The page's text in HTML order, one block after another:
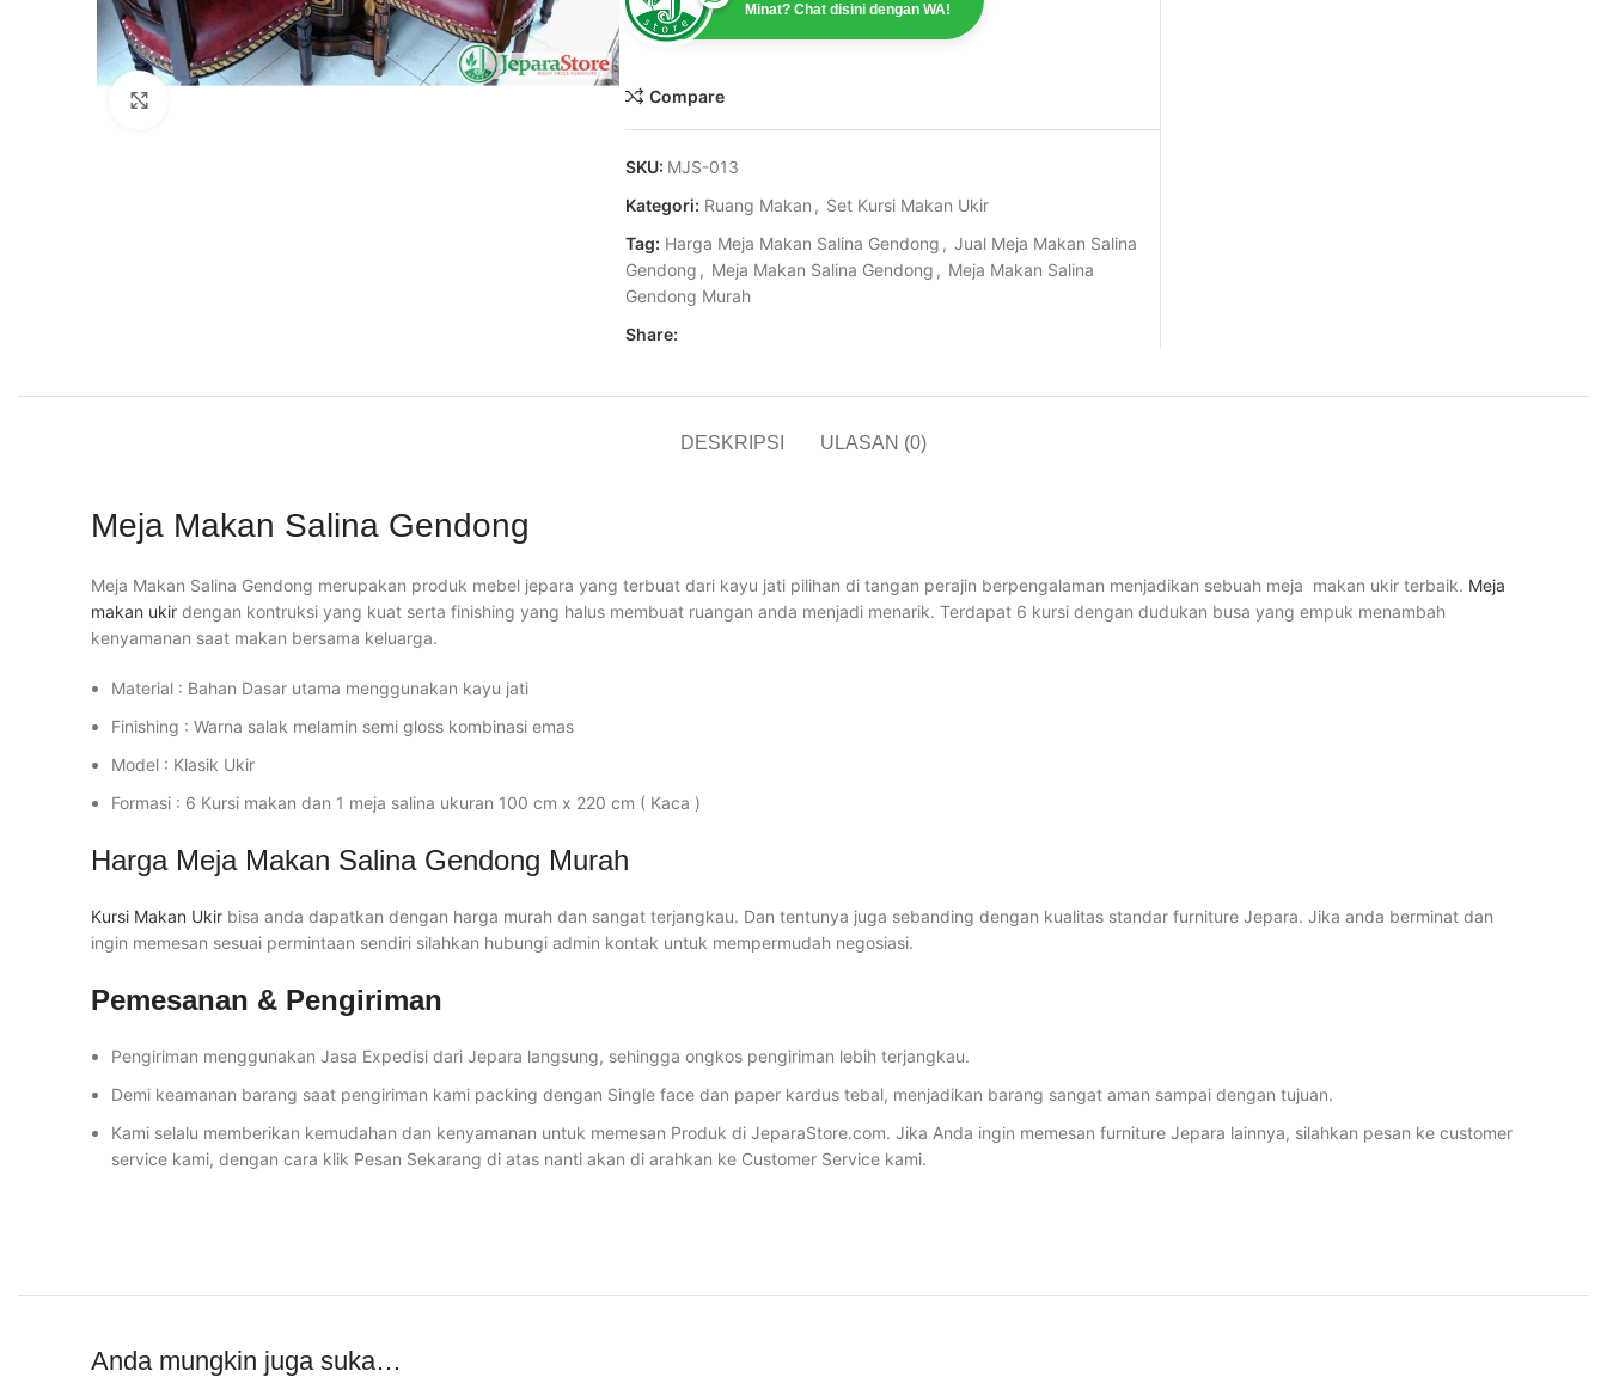
Minat? Chat disini dengan WA!
Compare
SKU: MJS-013
Kategori: Ruang Makan , Set Kursi Makan Ukir
Tag: Harga Meja Makan Salina Gendong , Jual Meja Makan Salina
Gendong , Meja Makan Salina Gendong , Meja Makan Salina
Gendong Murah
Share:
DESKRIPSI ULASAN (0)
Meja Makan Salina Gendong
Meja Makan Salina Gendong merupakan produk mebel jepara yang terbuat dari kayu jati pilihan di tangan perajin berpengalaman menjadikan sebuah meja makan ukir terbaik. Meja
makan ukir dengan kontruksi yang kuat serta finishing yang halus membuat ruangan anda menjadi menarik. Terdapat 6 kursi dengan dudukan busa yang empuk menambah
kenyamanan saat makan bersama keluarga.
Material : Bahan Dasar utama menggunakan kayu jati
Finishing : Warna salak melamin semi gloss kombinasi emas
Model : Klasik Ukir
Formasi : 6 Kursi makan dan 1 meja salina ukuran 100 cm x 220 cm ( Kaca )
Harga Meja Makan Salina Gendong Murah
Kursi Makan Ukir bisa anda dapatkan dengan harga murah dan sangat terjangkau. Dan tentunya juga sebanding dengan kualitas standar furniture Jepara. Jika anda berminat dan
ingin memesan sesuai permintaan sendiri silahkan hubungi admin kontak untuk mempermudah negosiasi.
Pemesanan & Pengiriman
Pengiriman menggunakan Jasa Expedisi dari Jepara langsung, sehingga ongkos pengiriman lebih terjangkau.
Demi keamanan barang saat pengiriman kami packing dengan Single face dan paper kardus tebal, menjadikan barang sangat aman sampai dengan tujuan.
Kami selalu memberikan kemudahan dan kenyamanan untuk memesan Produk di JeparaStore.com. Jika Anda ingin memesan furniture Jepara lainnya, silahkan pesan ke customer
service kami, dengan cara klik Pesan Sekarang di atas nanti akan di arahkan ke Customer Service kami.
Anda mungkin juga suka…